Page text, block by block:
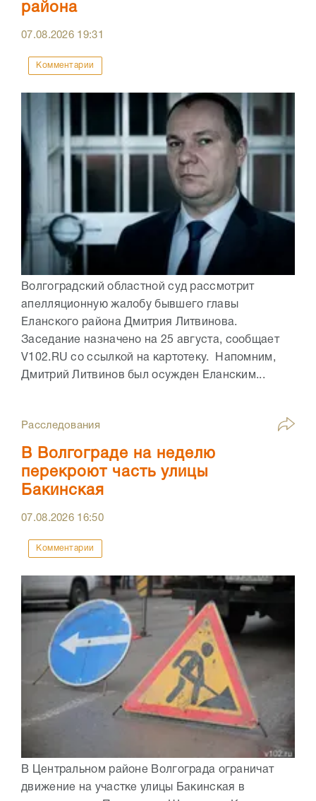
района
07.08.2026 19:31
Комментарии
Волгоградский областной суд рассмотрит
апелляционную жалобу бывшего главы
Еланского района Дмитрия Литвинова.
Заседание назначено на 25 августа, сообщает
V102.RU со ссылкой на картотеку. Напомним,
Дмитрий Литвинов был осужден Еланским...
Расследования
В Волгограде на неделю
перекроют часть улицы
Бакинская
07.08.2026 16:50
Комментарии
В Центральном районе Волгограда ограничат
движение на участке улицы Бакинская в